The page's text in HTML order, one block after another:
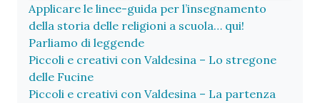
Applicare le linee-guida per l’insegnamento
della storia delle religioni a scuola… qui!
Parliamo di leggende
Piccoli e creativi con Valdesina – Lo stregone
delle Fucine
Piccoli e creativi con Valdesina – La partenza